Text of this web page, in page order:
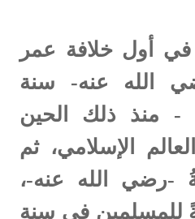
أول خلافة عمر
الله عنه- سنة
- منذ ذلك الحين
الإسلامي، ثم
-رضي الله عنه-،
للمسلمين في سنة